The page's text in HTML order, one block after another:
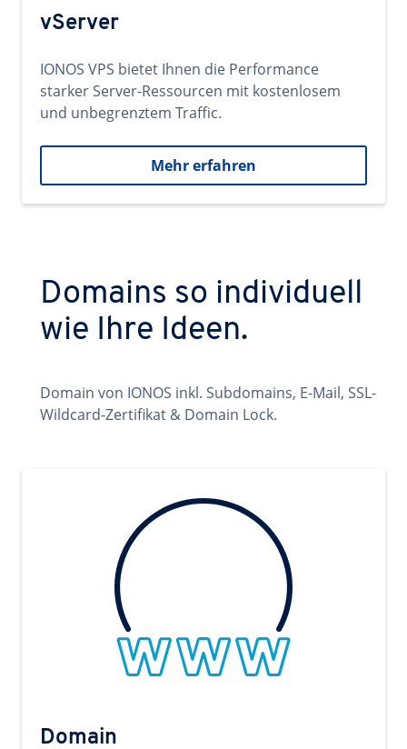
vServer
IONOS VPS bietet Ihnen die Performance
starker Server-Ressourcen mit kostenlosem
und unbegrenztem Traffic.
Mehr erfahren
Domains so individuell
wie Ihre Ideen.
Domain von IONOS inkl. Subdomains, E-Mail, SSL-
Wildcard-Zertifikat & Domain Lock.
Domain